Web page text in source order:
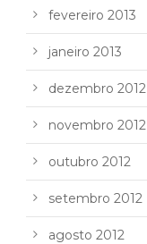
fevereiro 2013
janeiro 2013
dezembro 2012
novembro 2012
outubro 2012
setembro 2012
agosto 2012